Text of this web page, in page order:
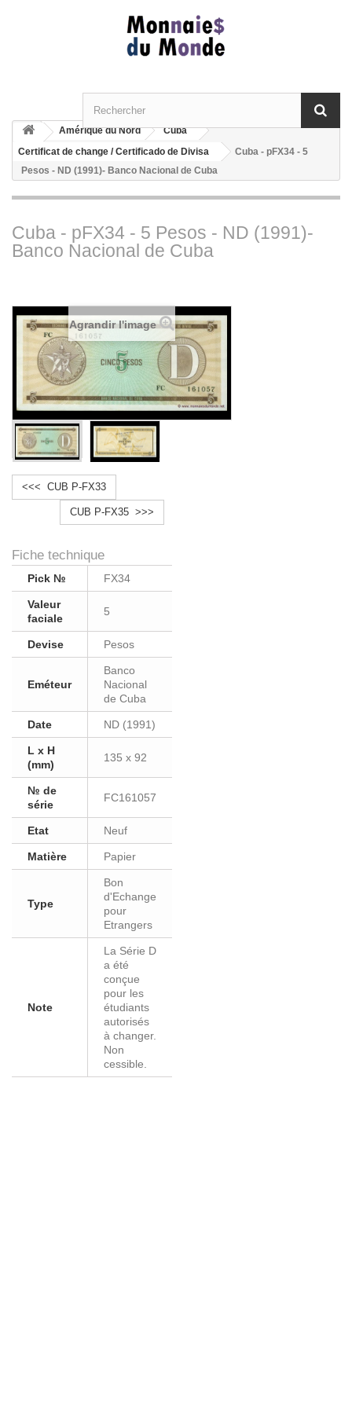
Amérique du Nord
Cuba
Certificat de change / Certificado de Divisa
Cuba - pFX34 - 5
Pesos - ND (1991)- Banco Nacional de Cuba
Cuba - pFX34 - 5 Pesos - ND (1991)-
Banco Nacional de Cuba
Agrandir l'image
<<< CUB P-FX33
CUB P-FX35 >>>
Fiche technique
Pick № FX34
Valeur
faciale
5
Devise Pesos
Eméteur
Banco
Nacional
de Cuba
Date ND (1991)
L x H
(mm)
135 x 92
№ de
série
FC161057
Etat Neuf
Matière Papier
Type
Bon
d'Echange
pour
Etrangers
Note
La Série D
a été
conçue
pour les
étudiants
autorisés
à changer.
Non
cessible.